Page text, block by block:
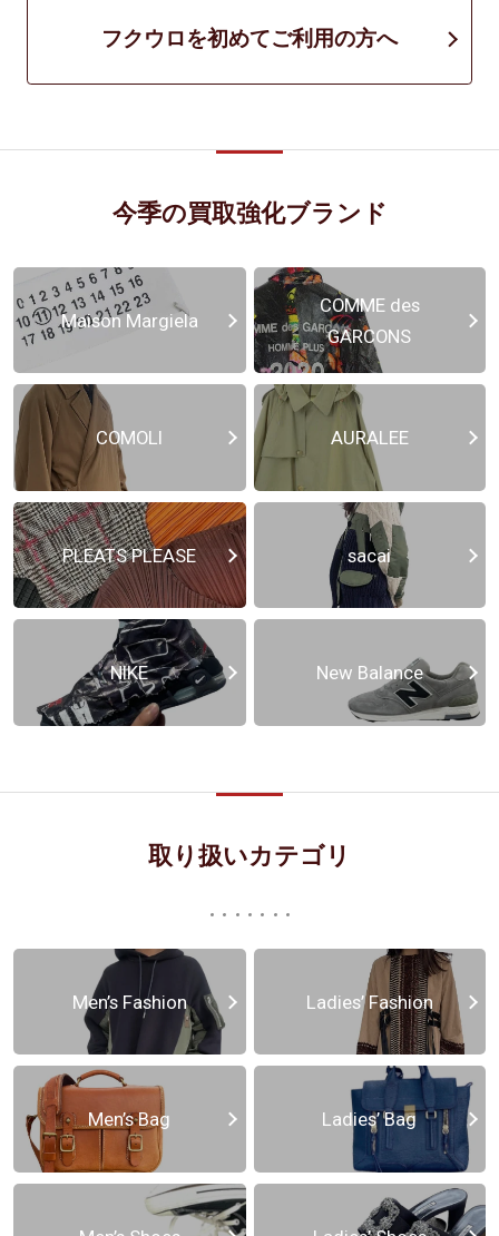
フクウロを初めてご利用の方へ
今季の買取強化ブランド
Maison Margiela
COMME des
GARCONS
COMOLI AURALEE
PLEATS PLEASE sacai
NIKE New Balance
取り扱いカテゴリ
Men’s Fashion Ladies’ Fashion
Men’s Bag Ladies’ Bag